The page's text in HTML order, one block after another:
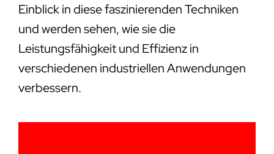
Einblick in diese faszinierenden Techniken
und werden sehen, wie sie die
Leistungsfähigkeit und Effizienz in
verschiedenen industriellen Anwendungen
verbessern.